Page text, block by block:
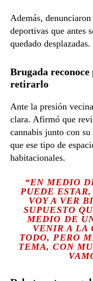
Además,
deportivas que antes
quedado desplazadas.
Brugada
retirarlo
Ante la presión
clara. Afirmó que
cannabis junto con
que ese tipo de
habitacionales.
“EN MEDIO
PUEDE
VOY A VER
SUPUESTO
MEDIO DE
VENIR A LA
TODO, PERO
TEMA, CON